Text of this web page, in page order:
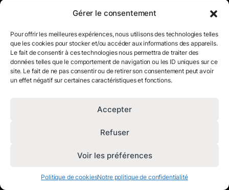
Gérer le consentement
Pour offrir les meilleures expériences, nous utilisons des technologies telles
que les cookies pour stocker et/ou accéder aux informations des appareils.
Le fait de consentir à ces technologies nous permettra de traiter des
données telles que le comportement de navigation ou les ID uniques sur ce
site. Le fait de ne pas consentir ou de retirer son consentement peut avoir
un effet négatif sur certaines caractéristiques et fonctions.
Accepter
Refuser
Voir les préférences
Politique de cookiesNotre politique de confidentialité